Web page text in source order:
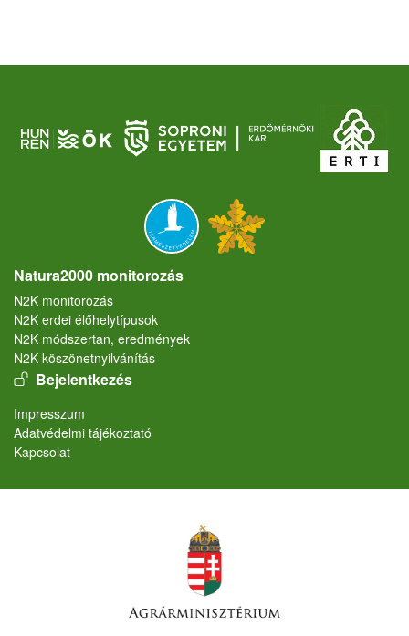
Natura2000 monitorozás
N2K monitorozás
N2K erdei élőhelytípusok
N2K módszertan, eredmények
N2K köszönetnyilvánítás
User account menu
Bejelentkezés
Lábléc
Impresszum
Adatvédelmi tájékoztató
Kapcsolat